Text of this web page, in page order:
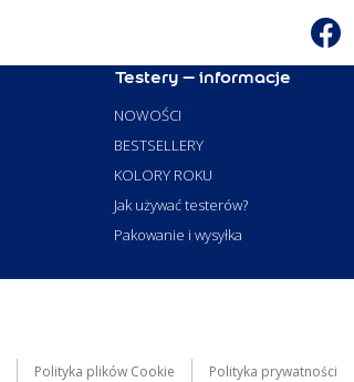
Testery – informacje
NOWOŚCI
BESTSELLERY
KOLORY ROKU
Jak używać testerów?
Pakowanie i wysyłka
Polityka plików Cookie Polityka prywatności